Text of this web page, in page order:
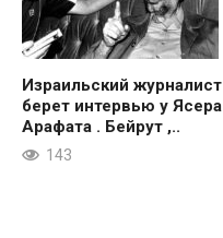
Израильский журналист
берет интервью у Ясера
Арафата . Бейрут ,..
143